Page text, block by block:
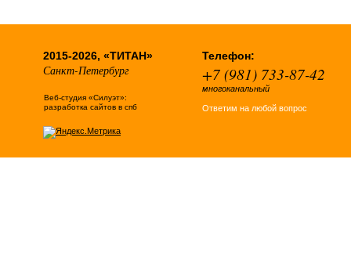
2015-2026, «ТИТАН»
Санкт-Петербург
Веб-студия «Силуэт»:
разработка сайтов в спб
Телефон:
+7 (981) 733-87-42
многоканальный
Ответим на любой вопрос